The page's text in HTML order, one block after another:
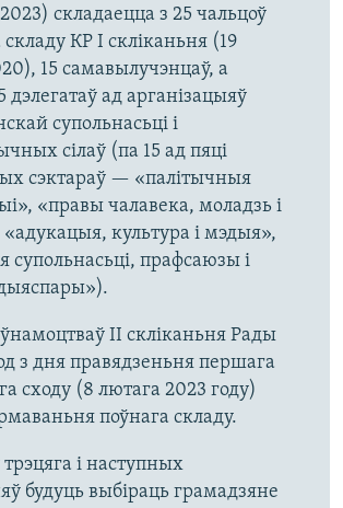
складаецца з 25 чальцоў
КР І скліканьня (19
15 самавылучэнцаў, а
дэлегатаў ад арганізацыяў
супольнасьці і
сілаў (па 15 ад пяці
сэктараў — «палітычныя
«правы чалавека, моладзь і
«адукацыя, культура і мэдыя»,
супольнасьці, прафсаюзы і
ІІ скліканьня Рады
з дня правядзеньня першага
сходу (8 лютага 2023 году)
поўнага складу.
і наступных
будуць выбіраць грамадзяне